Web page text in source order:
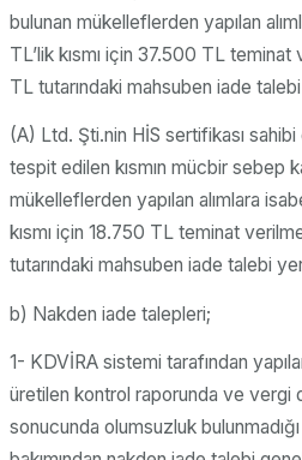
bulunan mükelleflerden yapılan
TL’lik kısmı için 37.500 TL
TL tutarındaki mahsuben iade
(A) Ltd. Şti.nin HİS sertifikası
tespit edilen kısmın mücbir sebep
mükelleflerden yapılan alımlara
kısmı için 18.750 TL teminat
tutarındaki mahsuben iade talebi
b) Nakden iade talepleri;
1- KDVİRA sistemi tarafından
üretilen kontrol raporunda ve vergi
sonucunda olumsuzluk